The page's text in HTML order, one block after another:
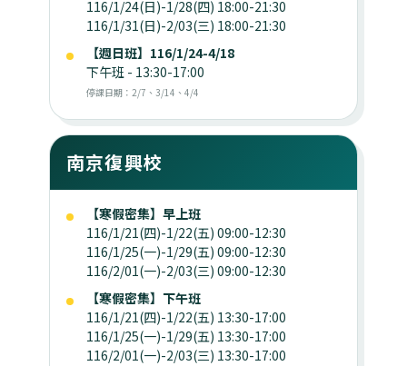
116/1/24(日)-1/28(四) 18:00-21:30
116/1/31(日)-2/03(三) 18:00-21:30
【週日班】116/1/24-4/18
下午班 - 13:30-17:00
停課日期：2/7、3/14、4/4
南京復興校
【寒假密集】早上班
116/1/21(四)-1/22(五) 09:00-12:30
116/1/25(一)-1/29(五) 09:00-12:30
116/2/01(一)-2/03(三) 09:00-12:30
【寒假密集】下午班
116/1/21(四)-1/22(五) 13:30-17:00
116/1/25(一)-1/29(五) 13:30-17:00
116/2/01(一)-2/03(三) 13:30-17:00